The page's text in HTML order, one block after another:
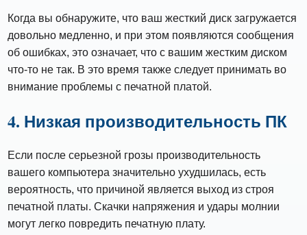
Когда вы обнаружите, что ваш жесткий диск загружается
довольно медленно, и при этом появляются сообщения
об ошибках, это означает, что с вашим жестким диском
что-то не так. В это время также следует принимать во
внимание проблемы с печатной платой.
4. Низкая производительность ПК
Если после серьезной грозы производительность
вашего компьютера значительно ухудшилась, есть
вероятность, что причиной является выход из строя
печатной платы. Скачки напряжения и удары молнии
могут легко повредить печатную плату.